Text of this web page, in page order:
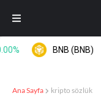
BNB (BNB) $
Ana Sayfa kripto sözlük